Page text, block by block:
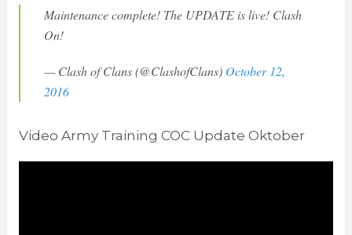
Maintenance complete! The UPDATE is live! Clash
On!
— Clash of Clans (@ClashofClans) October 12,
2016
Video Army Training COC Update Oktober